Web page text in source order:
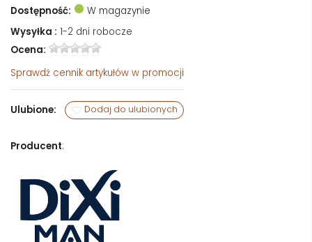
Dostępność:
W magazynie
Wysyłka : 1-2 dni robocze
Ocena:
Sprawdź cennik artykułów w promocji
Ulubione: Dodaj do ulubionych
Producent: